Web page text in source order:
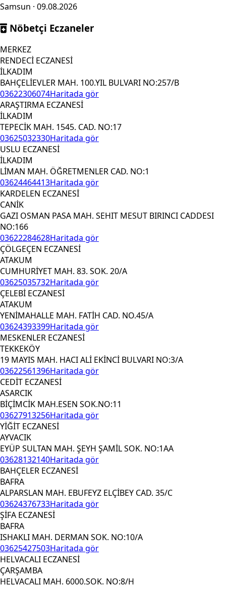
Samsun · 09.08.2026
Nöbetçi Eczaneler
MERKEZ
RENDECİ ECZANESİ
İLKADIM
BAHÇELİEVLER MAH. 100.YIL BULVARI NO:257/B
03622306074Haritada gör
ARAŞTIRMA ECZANESİ
İLKADIM
TEPECİK MAH. 1545. CAD. NO:17
03625032330Haritada gör
USLU ECZANESİ
İLKADIM
LİMAN MAH. ÖĞRETMENLER CAD. NO:1
03624464413Haritada gör
KARDELEN ECZANESİ
CANİK
GAZI OSMAN PASA MAH. SEHIT MESUT BIRINCI CADDESI
NO:166
03622284628Haritada gör
ÇÖLGEÇEN ECZANESİ
ATAKUM
CUMHURİYET MAH. 83. SOK. 20/A
03625035732Haritada gör
ÇELEBİ ECZANESİ
ATAKUM
YENİMAHALLE MAH. FATİH CAD. NO.45/A
03624393399Haritada gör
MESKENLER ECZANESİ
TEKKEKÖY
19 MAYIS MAH. HACI ALİ EKİNCİ BULVARI NO:3/A
03622561396Haritada gör
CEDİT ECZANESİ
ASARCIK
BİÇİMCİK MAH.ESEN SOK.NO:11
03627913256Haritada gör
YİĞİT ECZANESİ
AYVACIK
EYÜP SULTAN MAH. ŞEYH ŞAMİL SOK. NO:1AA
03628132140Haritada gör
BAHÇELER ECZANESİ
BAFRA
ALPARSLAN MAH. EBUFEYZ ELÇİBEY CAD. 35/C
03624376733Haritada gör
ŞİFA ECZANESİ
BAFRA
ISHAKLI MAH. DERMAN SOK. NO:10/A
03625427503Haritada gör
HELVACALI ECZANESİ
ÇARŞAMBA
HELVACALI MAH. 6000.SOK. NO:8/H